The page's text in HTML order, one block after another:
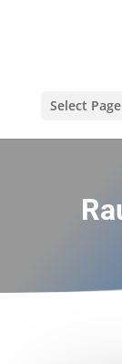
Select Page